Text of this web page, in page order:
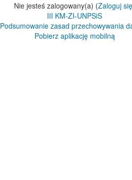
Nie jesteś zalogowany(a) (Zaloguj się
III KM-ZI-UNPSiS
Podsumowanie zasad przechowywania
Pobierz aplikację mobilną